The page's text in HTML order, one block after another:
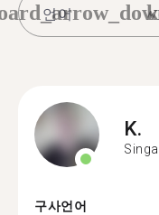
K.
구사언어